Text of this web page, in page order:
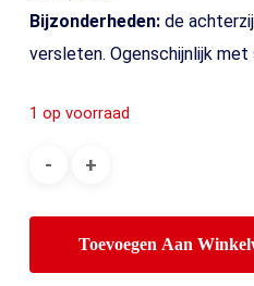
Bijzonderheden:de
versleten. Ogenschijnlijk met
1 op voorraad
Toevoegen Aan